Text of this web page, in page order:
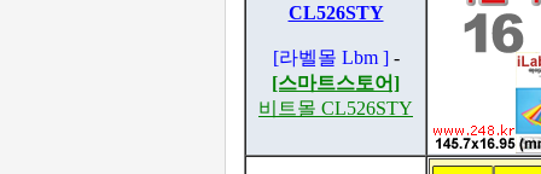
CL526STY
[라벨몰 Lbm ]-
[스마트스토어]
비트몰 CL526STY